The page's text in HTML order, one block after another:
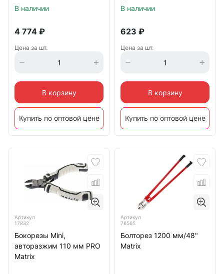
В наличии
4 774 ₽
Цена за шт.
В корзину
Купить по оптовой цене
Сибртех
В наличии
623 ₽
Цена за шт.
В корзину
Купить по оптовой цене
Артикул
17832
Бокорезы Mini,
авторазжим 110 мм PRO
Matrix
Артикул
78565
Болторез 1200 мм/48"
Matrix